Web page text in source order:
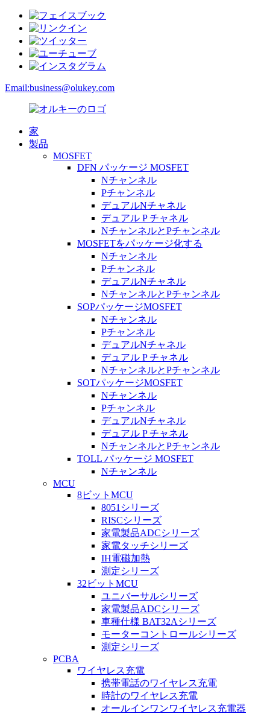
Email:business@olukey.com
家
製品
MOSFET
DFN パッケージ MOSFET
Nチャンネル
Pチャンネル
デュアルNチャネル
デュアル P チャネル
NチャンネルとPチャンネル
MOSFETをパッケージ化する
Nチャンネル
Pチャンネル
デュアルNチャネル
NチャンネルとPチャンネル
SOPパッケージMOSFET
Nチャンネル
Pチャンネル
デュアルNチャネル
デュアル P チャネル
NチャンネルとPチャンネル
SOTパッケージMOSFET
Nチャンネル
Pチャンネル
デュアルNチャネル
デュアル P チャネル
NチャンネルとPチャンネル
TOLL パッケージ MOSFET
Nチャンネル
MCU
8ビットMCU
8051シリーズ
RISCシリーズ
家電製品ADCシリーズ
家電タッチシリーズ
IH電磁加熱
測定シリーズ
32ビットMCU
ユニバーサルシリーズ
家電製品ADCシリーズ
車種仕様 BAT32Aシリーズ
モーターコントロールシリーズ
測定シリーズ
PCBA
ワイヤレス充電
携帯電話のワイヤレス充電
時計のワイヤレス充電
オールインワンワイヤレス充電器